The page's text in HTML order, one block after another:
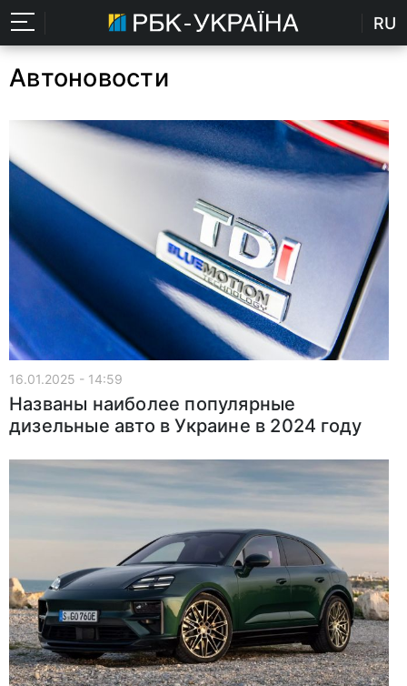
RU
Автоновости
16.01.2025 - 14:59
Названы наиболее популярные
дизельные авто в Украине в 2024 году